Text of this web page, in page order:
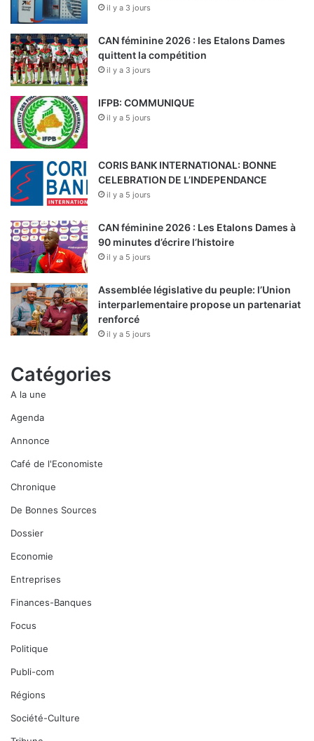
n
b
r
e
f
d
é
l
a
i
»
,
D
r
A
b
d
o
u
r
a
m
a
n
e
a
u
o
u
i
o
o
t
,
c
o
r
il y a 3 jours
CAN féminine 2026 : les Etalons Dames
quittent la compétition
il y a 3 jours
IFPB: COMMUNIQUE
il y a 5 jours
CORIS BANK INTERNATIONAL: BONNE
CELEBRATION DE L’INDEPENDANCE
il y a 5 jours
CAN féminine 2026 : Les Etalons Dames à
90 minutes d’écrire l’histoire
il y a 5 jours
Assemblée législative du peuple: l’Union
interparlementaire propose un partenariat
renforcé
il y a 5 jours
Catégories
A la une
Agenda
Annonce
Café de l'Economiste
Chronique
De Bonnes Sources
Dossier
Economie
Entreprises
Finances-Banques
Focus
Politique
Publi-com
Régions
Société-Culture